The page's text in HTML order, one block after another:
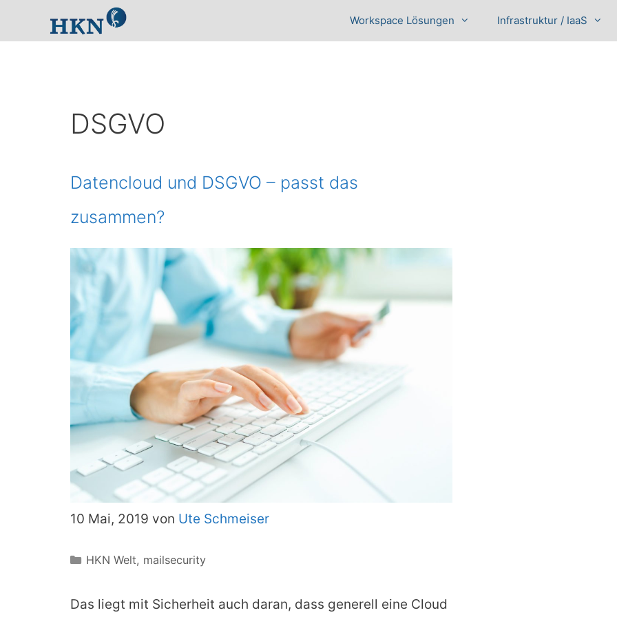
Workspace Lösungen Infrastruktur / IaaS
DSGVO
Datencloud und DSGVO – passt das
zusammen?
10 Mai, 2019 von Ute Schmeiser
Kategorien
HKN Welt, mailsecurity
Das liegt mit Sicherheit auch daran, dass generell eine Cloud